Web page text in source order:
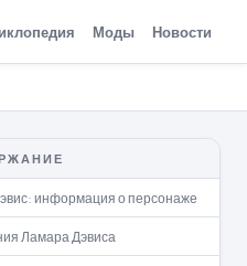
Моды Новости
информация о персонаже
Ламара Дэвиса